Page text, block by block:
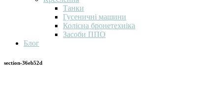
Танки
Гусеничні машини
Колісна бронетехніка
Засоби ППО
Блог
section-36eb52d